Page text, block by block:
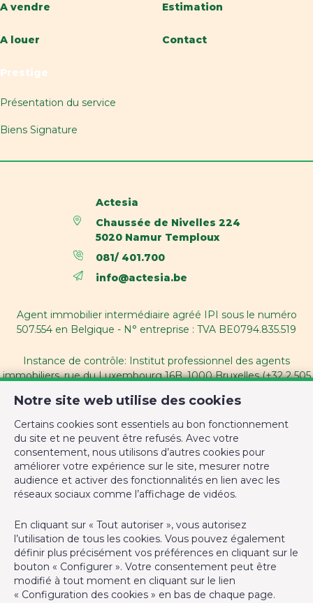
Nom, catégorie & situation
Nombre d'étages
Bâtiment
Equipement de base
Chauffage (ind/coll) (type (ind/coll))
Chauffage (type) electrique
Sdb (type) bain
En chiffres
Nbre de toilette(s) (nombre)
Chambre 1 (surface) 13 m²
Surface nette 67 m²
Salle de bain 1 (surface)
Notre site web utilise des cookies
Certains cookies sont essentiels au bon fonctionnement
du site et ne peuvent être refusés. Avec votre
consentement, nous utilisons d’autres cookies pour
améliorer votre expérience sur le site, mesurer notre
audience et activer des fonctionnalités en lien avec les
réseaux sociaux comme l’affichage de vidéos.
En cliquant sur « Tout autoriser », vous autorisez
l’utilisation de tous les cookies. Vous pouvez également
définir plus précisément vos préférences en cliquant sur le
bouton « Configurer ». Votre consentement peut être
modifié à tout moment en cliquant sur le lien
« Configuration des cookies » en bas de chaque page.
A vendre
A louer
Prestige
Présentation du service
Biens Signature
Estimation
Contact
Actesia
Chaussée de Nivelles 224
5020 Namur Temploux
081/ 401.700
info@actesia.be
Agent immobilier intermédiaire agréé IPI sous le numéro
507.554 en Belgique - N° entreprise : TVA BE0794.835.519
Instance de contrôle: Institut professionnel des agents
immobiliers, rue du Luxembourg 16B, 1000 Bruxelles (+32 2 505
RC professionnelle et cautionnement via AXA Belgium SA,
Place du Trône 1, 1000 Bruxelles – police n° 730.390.160.
Couverture valable pour les activités réalisées en Belgique
Agent immobilier intermédiaire agréé IPI sous le numéro
507.554 en Belgique
Instance de contrôle: IPI, rue du Luxembourg 16B, 1000
Bruxelles - Soumis aucode déontologique de l’ IPI
RC professionnelle et cautionnement via AXA Belgium SA –